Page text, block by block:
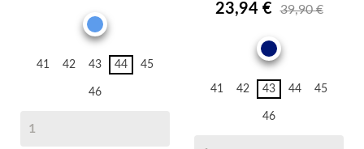
BLEU
41 42 43 44 45
46
23,94 € 39,90 €
MARINE
41 42 43 44 45
46